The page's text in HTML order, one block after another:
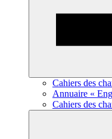
Cahiers des
Annuaire «
Cahiers des